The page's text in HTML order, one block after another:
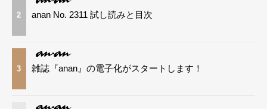
2 anan No. 2311 試し読みと目次
3 雑誌『anan』の電子化がスタートします！